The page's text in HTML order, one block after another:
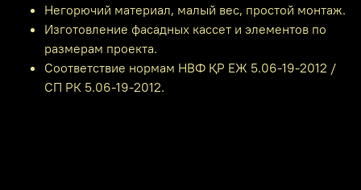
Негорючий материал, малый вес, простой монтаж.
Изготовление фасадных кассет и элементов по
размерам проекта.
Соответствие нормам НВФ ҚР ЕЖ 5.06-19-2012 /
СП РК 5.06-19-2012.